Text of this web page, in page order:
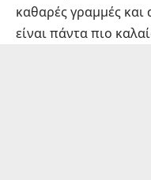
καθαρές γραμμές
είναι πάντα πιο